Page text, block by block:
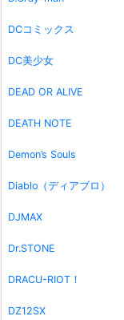
DCコミックス
DC美少女
DEAD OR ALIVE
DEATH NOTE
Demon’s Souls
Diablo（ディアブロ）
DJMAX
Dr.STONE
DRACU-RIOT！
DZ12SX